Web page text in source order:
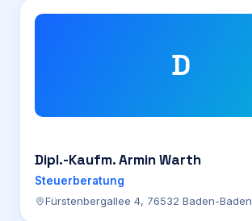
D
Dipl.-Kaufm. Armin Warth
Steuerberatung
Fürstenbergallee 4, 76532 Baden-Baden